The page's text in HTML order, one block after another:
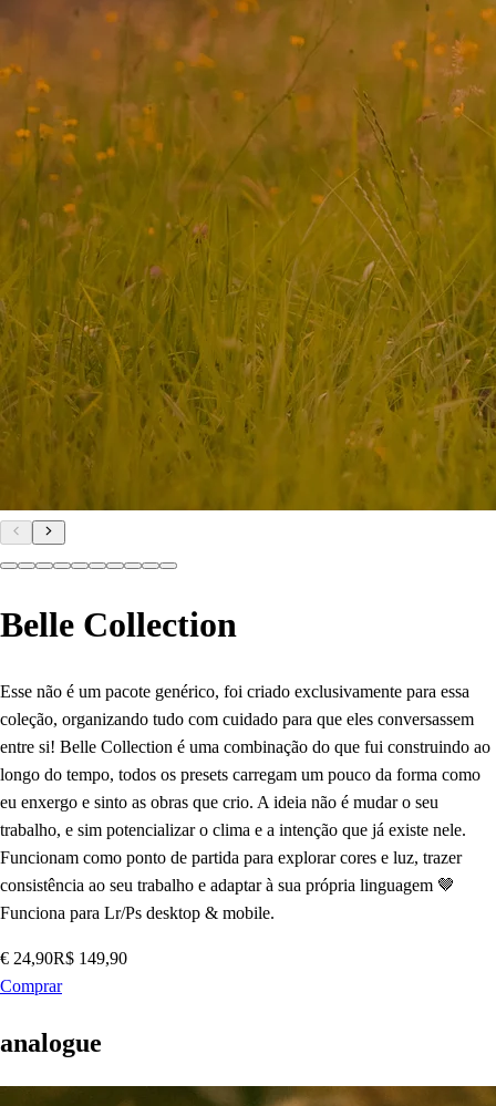
Belle Collection
Esse não é um pacote genérico, foi criado exclusivamente para essa
coleção, organizando tudo com cuidado para que eles conversassem
entre si! Belle Collection é uma combinação do que fui construindo ao
longo do tempo, todos os presets carregam um pouco da forma como
eu enxergo e sinto as obras que crio. A ideia não é mudar o seu
trabalho, e sim potencializar o clima e a intenção que já existe nele.
Funcionam como ponto de partida para explorar cores e luz, trazer
consistência ao seu trabalho e adaptar à sua própria linguagem 🤎
Funciona para Lr/Ps desktop & mobile.
€ 24,90R$ 149,90
Comprar
analogue